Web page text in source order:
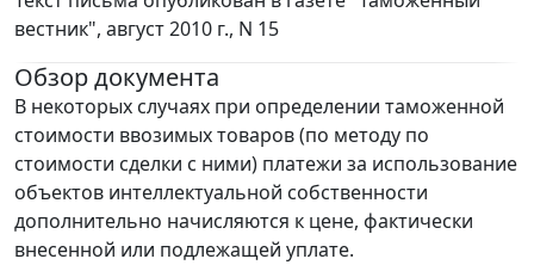
вестник", август 2010 г., N 15
Обзор документа
В некоторых случаях при определении таможенной
стоимости ввозимых товаров (по методу по
стоимости сделки с ними) платежи за использование
объектов интеллектуальной собственности
дополнительно начисляются к цене, фактически
внесенной или подлежащей уплате.